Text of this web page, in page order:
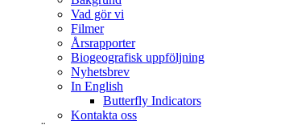
Vad gör vi
Filmer
Årsrapporter
Biogeografisk uppföljning
Nyhetsbrev
In English
Butterfly Indicators
Kontakta oss